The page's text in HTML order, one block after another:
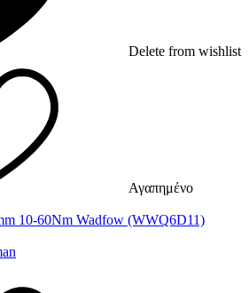
Delete from wishlist
Αγαπημένο
10-60Nm Wadfow (WWQ6D11)